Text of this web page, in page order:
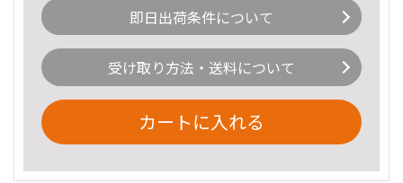
即日出荷条件について
受け取り方法・送料について
カートに入れる